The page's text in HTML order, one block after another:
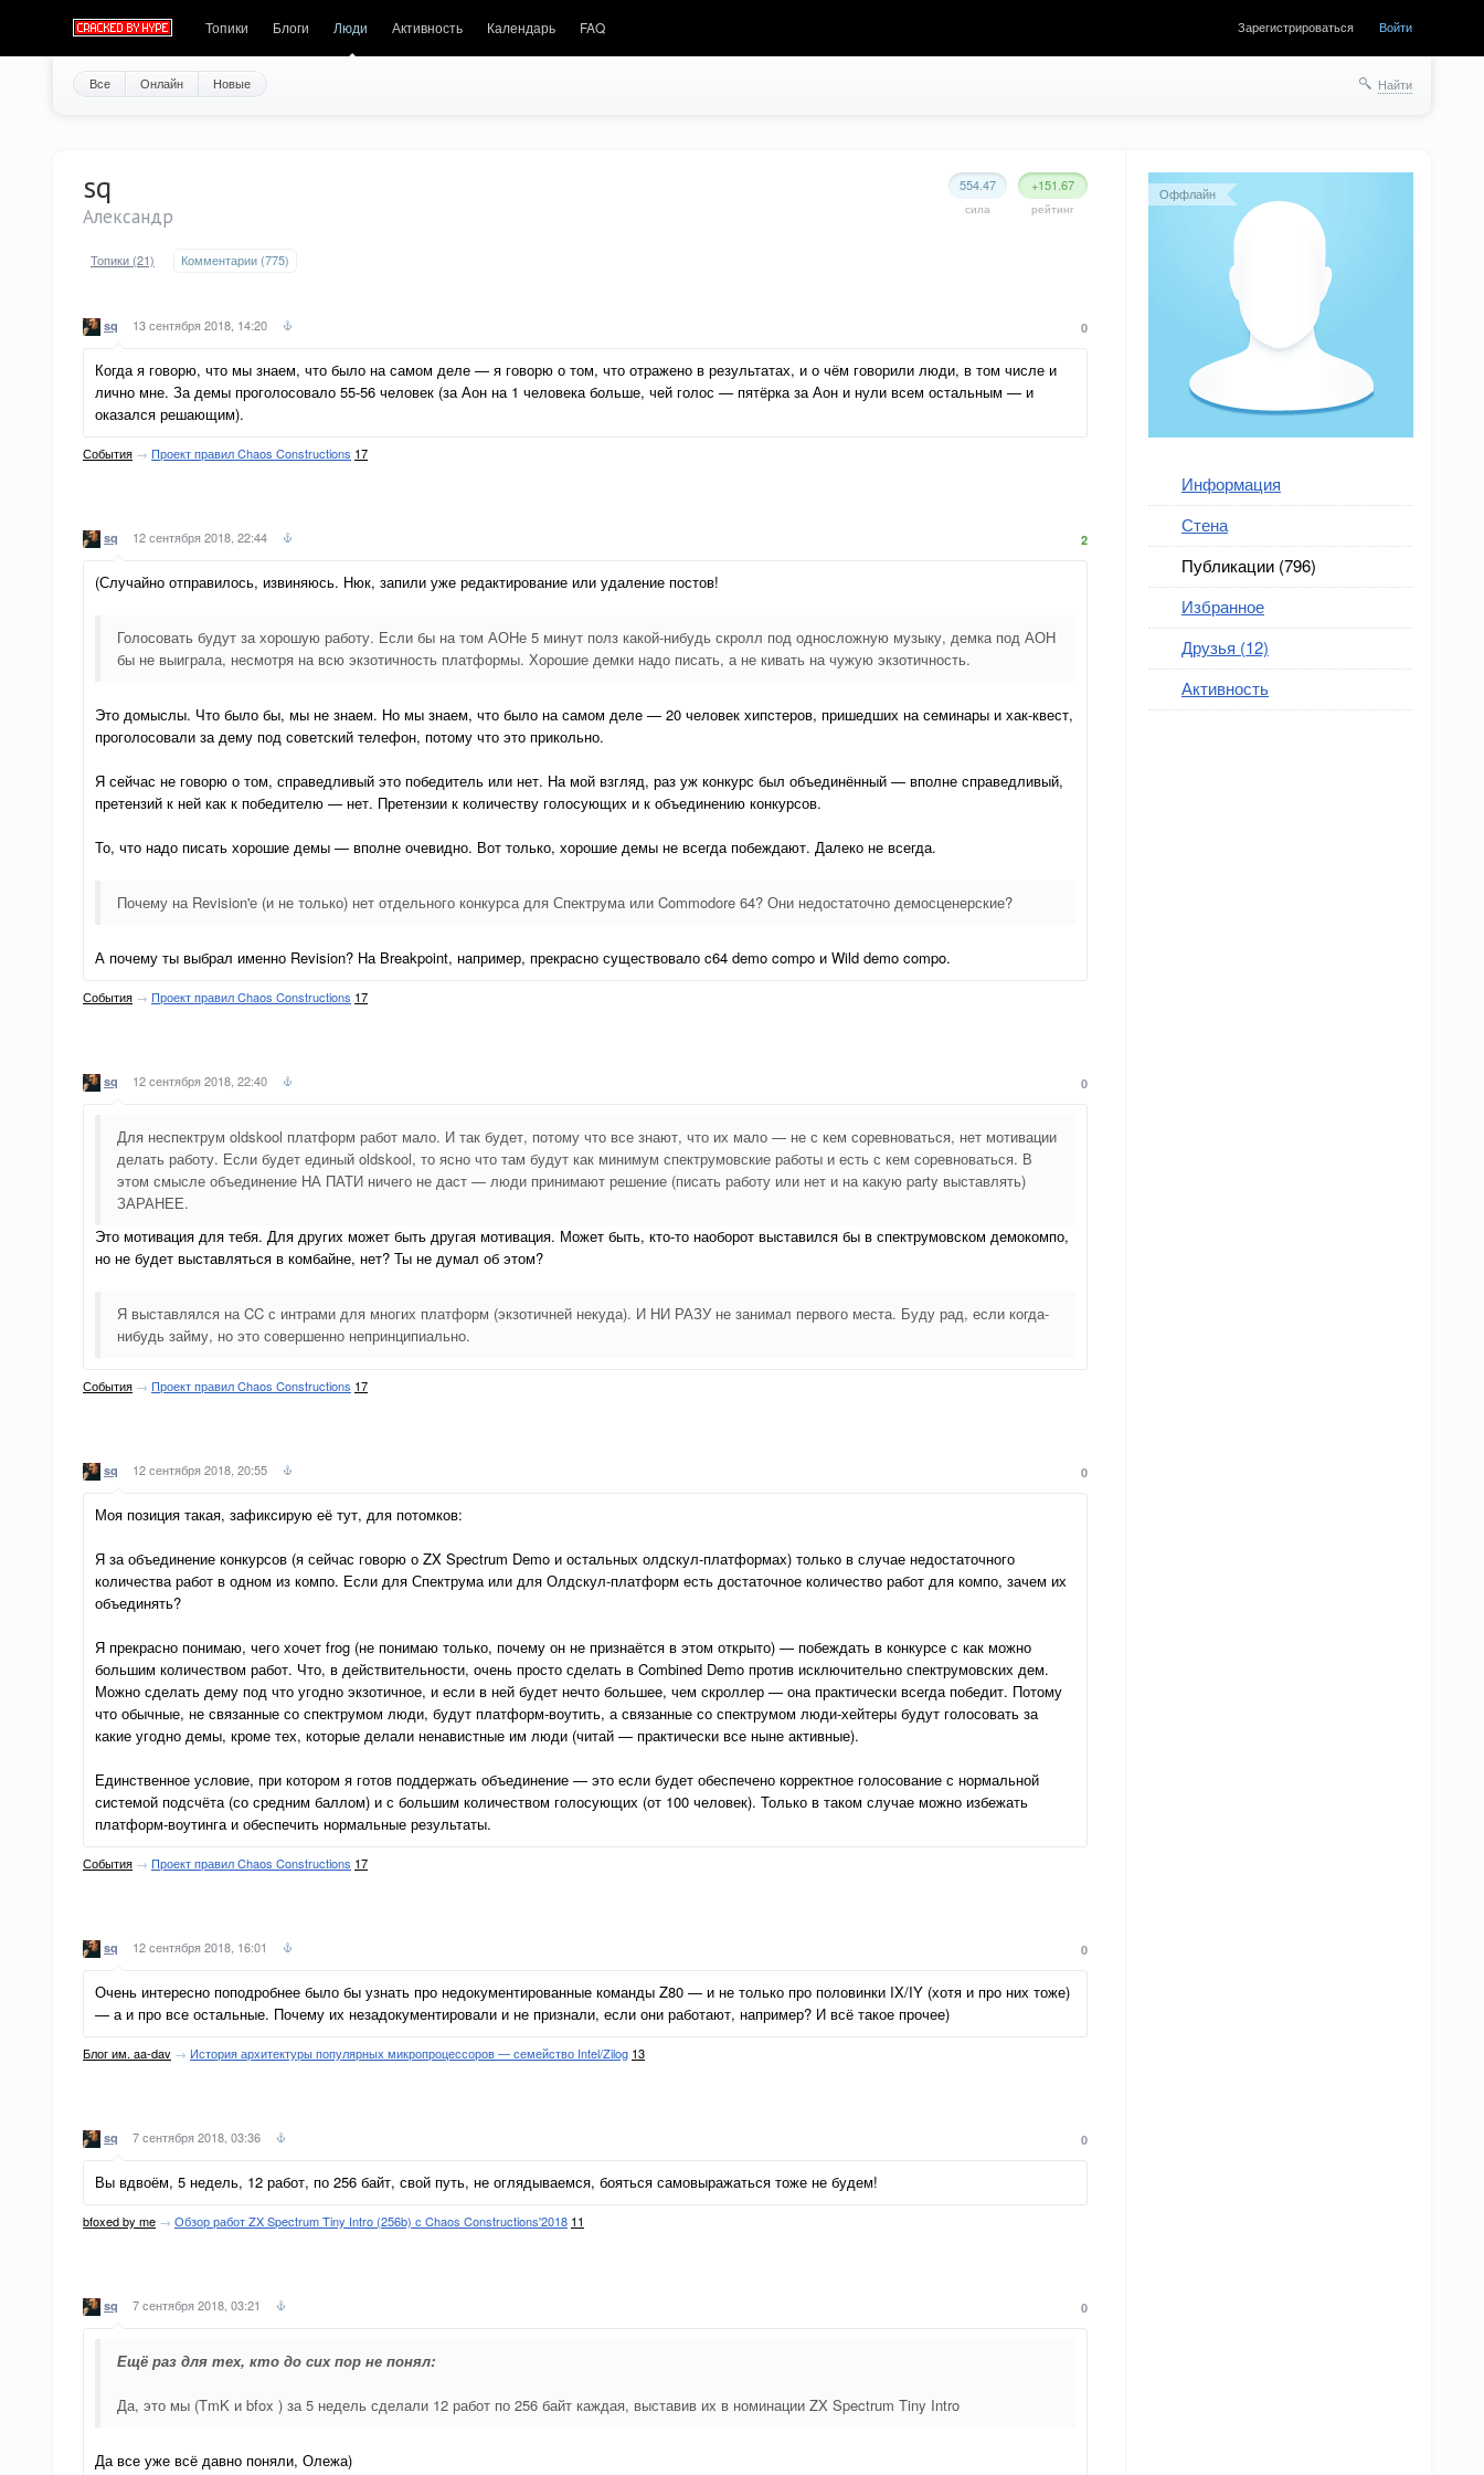
Топики Блоги Люди Активность Календарь FAQ Зарегистрироваться Войти
Все Онлайн Новые Найти
Оффлайн
Информация
Стена
Публикации (796)
Избранное
Друзья (12)
Активность
+151.67
рейтинг
554.47
сила
sq
Александр
Топики (21) Комментарии (775)
sq 13 сентября 2018, 14:20 0
Когда я говорю, что мы знаем, что было на самом деле — я говорю о том, что отражено в результатах, и о чём говорили люди, в том числе и
лично мне. За демы проголосовало 55-56 человек (за Аон на 1 человека больше, чей голос — пятёрка за Аон и нули всем остальным — и
оказался решающим).
События → Проект правил Chaos Constructions 17
sq 12 сентября 2018, 22:44 2
(Случайно отправилось, извиняюсь. Нюк, запили уже редактирование или удаление постов!
Голосовать будут за хорошую работу. Если бы на том АОНе 5 минут полз какой-нибудь скролл под односложную музыку, демка под АОН
бы не выиграла, несмотря на всю экзотичность платформы. Хорошие демки надо писать, а не кивать на чужую экзотичность.
Это домыслы. Что было бы, мы не знаем. Но мы знаем, что было на самом деле — 20 человек хипстеров, пришедших на семинары и хак-квест,
проголосовали за дему под советский телефон, потому что это прикольно.
Я сейчас не говорю о том, справедливый это победитель или нет. На мой взгляд, раз уж конкурс был объединённый — вполне справедливый,
претензий к ней как к победителю — нет. Претензии к количеству голосующих и к объединению конкурсов.
То, что надо писать хорошие демы — вполне очевидно. Вот только, хорошие демы не всегда побеждают. Далеко не всегда.
Почему на Revision'е (и не только) нет отдельного конкурса для Спектрума или Commodore 64? Они недостаточно демосценерские?
А почему ты выбрал именно Revision? На Breakpoint, например, прекрасно существовало c64 demo compo и Wild demo compo.
События → Проект правил Chaos Constructions 17
sq 12 сентября 2018, 22:40 0
Для неспектрум oldskool платформ работ мало. И так будет, потому что все знают, что их мало — не с кем соревноваться, нет мотивации
делать работу. Если будет единый oldskool, то ясно что там будут как минимум спектрумовские работы и есть с кем соревноваться. В
этом смысле объединение НА ПАТИ ничего не даст — люди принимают решение (писать работу или нет и на какую party выставлять)
ЗАРАНЕЕ.
Это мотивация для тебя. Для других может быть другая мотивация. Может быть, кто-то наоборот выставился бы в спектрумовском демокомпо,
но не будет выставляться в комбайне, нет? Ты не думал об этом?
Я выставлялся на CC с интрами для многих платформ (экзотичней некуда). И НИ РАЗУ не занимал первого места. Буду рад, если когда-
нибудь займу, но это совершенно непринципиально.
События → Проект правил Chaos Constructions 17
sq 12 сентября 2018, 20:55 0
Моя позиция такая, зафиксирую её тут, для потомков:
Я за объединение конкурсов (я сейчас говорю о ZX Spectrum Demo и остальных олдскул-платформах) только в случае недостаточного
количества работ в одном из компо. Если для Спектрума или для Олдскул-платформ есть достаточное количество работ для компо, зачем их
объединять?
Я прекрасно понимаю, чего хочет frog (не понимаю только, почему он не признаётся в этом открыто) — побеждать в конкурсе с как можно
большим количеством работ. Что, в действительности, очень просто сделать в Combined Demo против исключительно спектрумовских дем.
Можно сделать дему под что угодно экзотичное, и если в ней будет нечто большее, чем скроллер — она практически всегда победит. Потому
что обычные, не связанные со спектрумом люди, будут платформ-воутить, а связанные со спектрумом люди-хейтеры будут голосовать за
какие угодно демы, кроме тех, которые делали ненавистные им люди (читай — практически все ныне активные).
Единственное условие, при котором я готов поддержать объединение — это если будет обеспечено корректное голосование с нормальной
системой подсчёта (со средним баллом) и с большим количеством голосующих (от 100 человек). Только в таком случае можно избежать
платформ-воутинга и обеспечить нормальные результаты.
События → Проект правил Chaos Constructions 17
sq 12 сентября 2018, 16:01 0
Очень интересно поподробнее было бы узнать про недокументированные команды Z80 — и не только про половинки IX/IY (хотя и про них тоже)
— а и про все остальные. Почему их незадокументировали и не признали, если они работают, например? И всё такое прочее)
Блог им. aa-dav → История архитектуры популярных микропроцессоров — семейство Intel/Zilog 13
sq 7 сентября 2018, 03:36 0
Вы вдвоём, 5 недель, 12 работ, по 256 байт, свой путь, не оглядываемся, бояться самовыражаться тоже не будем!
bfoxed by me → Обзор работ ZX Spectrum Tiny Intro (256b) с Chaos Constructions'2018 11
sq 7 сентября 2018, 03:21 0
Ещё раз для тех, кто до сих пор не понял:
Да, это мы (TmK и bfox ) за 5 недель сделали 12 работ по 256 байт каждая, выставив их в номинации ZX Spectrum Tiny Intro
Да все уже всё давно поняли, Олежа)